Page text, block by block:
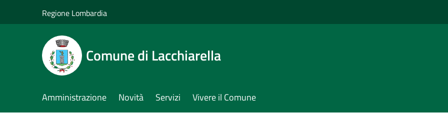
Regione Lombardia
Comune di Lacchiarella
Amministrazione Novità Servizi Vivere il Comune